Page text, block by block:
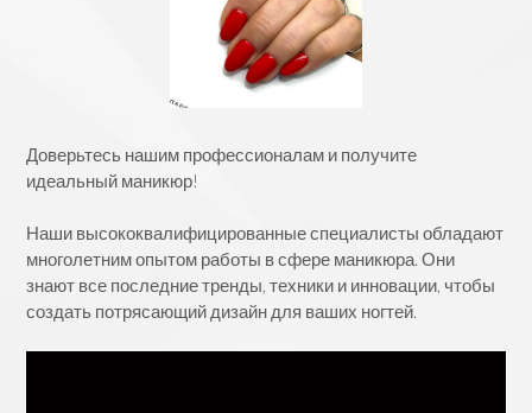
Доверьтесь нашим профессионалам и получите
идеальный маникюр!
Наши высококвалифицированные специалисты обладают
многолетним опытом работы в сфере маникюра. Они
знают все последние тренды, техники и инновации, чтобы
создать потрясающий дизайн для ваших ногтей.